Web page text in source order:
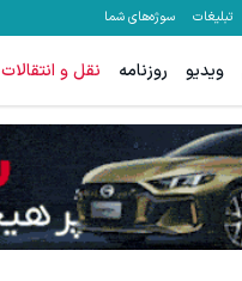
تبلیغات سوژه‌های شما
ویدیو روزنامه نقل و انتقالات
60% تخفیف پوشاک جین وست + خرید قسطی